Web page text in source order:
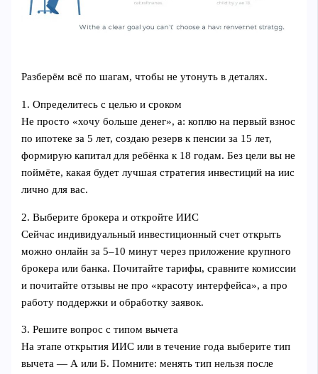
Разберём всё по шагам, чтобы не утонуть в деталях.
1. Определитесь с целью и сроком
Не просто «хочу больше денег», а: коплю на первый взнос
по ипотеке за 5 лет, создаю резерв к пенсии за 15 лет,
формирую капитал для ребёнка к 18 годам. Без цели вы не
поймёте, какая будет лучшая стратегия инвестиций на иис
лично для вас.
2. Выберите брокера и откройте ИИС
Сейчас индивидуальный инвестиционный счет открыть
можно онлайн за 5–10 минут через приложение крупного
брокера или банка. Почитайте тарифы, сравните комиссии
и почитайте отзывы не про «красоту интерфейса», а про
работу поддержки и обработку заявок.
3. Решите вопрос с типом вычета
На этапе открытия ИИС или в течение года выберите тип
вычета — А или Б. Помните: менять тип нельзя после